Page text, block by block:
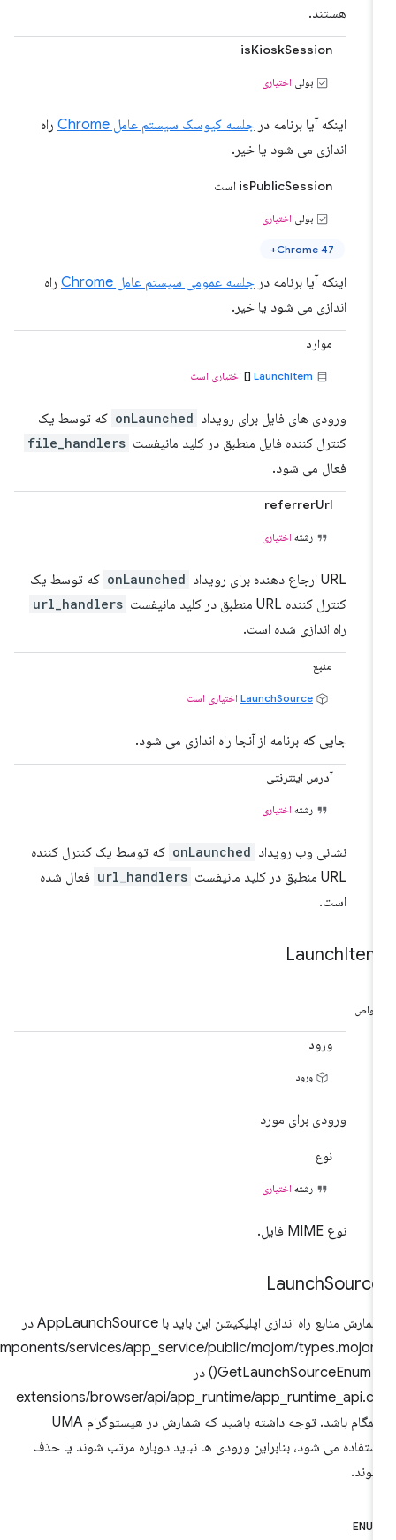
هستند.
isKioskSession
بولیاختیاری
اینکه آیا برنامه در جلسه کیوسک سیستم عامل Chrome
راه
اندازی می شود یا خیر.
isPublicSession است
بولیاختیاری
Chrome 47+
اینکه آیا برنامه در جلسه عمومی سیستم عامل Chrome
راه
اندازی می شود یا خیر.
موارد
LaunchItem
[]اختیاری است
ورودی های فایل برای رویداد onLaunched که توسط یک
کنترل کننده فایل منطبق در کلید مانیفست file_handlers
فعال می شود.
referrerUrl
رشته اختیاری
URL ارجاع دهنده برای رویداد onLaunched که توسط یک
کنترل کننده URL منطبق در کلید مانیفست
url_handlers
راه اندازی شده است.
منبع
LaunchSource اختیاری است
جایی که برنامه از آنجا راه اندازی می شود.
آدرس اینترنتی
رشته اختیاری
نشانی وب رویداد onLaunched که توسط یک کنترل کننده
URL منطبق در کلید مانیفست
url_handlers فعال شده
است.
Launch
ورود
ورود
ورودی برای مورد
رشته اختیاری
نوع MIME فایل.
Launch
شمارش منابع راه اندازی اپلیکیشن این باید با AppLaunchSource در
components/services/app_service/public/mojom/
و GetLaunchSourceEnum() در
extensions/browser/api/app_runtime/
همگام باشد. توجه داشته باشید که شمارش در هیستوگرام UMA
می شود، بنابراین ورودی ها نباید دوباره مرتب شوند یا حذف